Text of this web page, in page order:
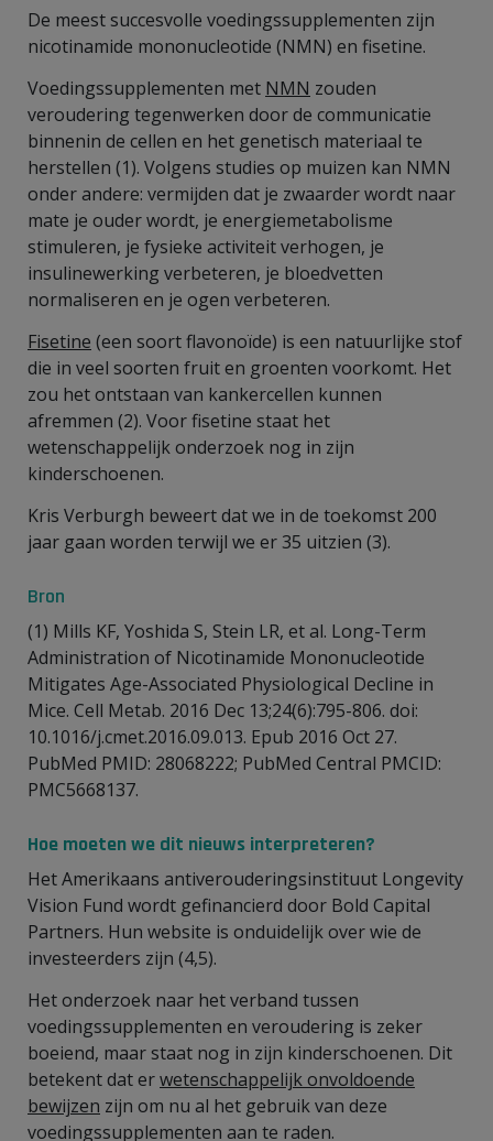
De meest succesvolle voedingssupplementen zijn
nicotinamide mononucleotide (NMN) en fisetine.
Voedingssupplementen met NMN zouden
veroudering tegenwerken door de communicatie
binnenin de cellen en het genetisch materiaal te
herstellen (1). Volgens studies op muizen kan NMN
onder andere: vermijden dat je zwaarder wordt naar
mate je ouder wordt, je energiemetabolisme
stimuleren, je fysieke activiteit verhogen, je
insulinewerking verbeteren, je bloedvetten
normaliseren en je ogen verbeteren.
Fisetine (een soort flavonoïde) is een natuurlijke stof
die in veel soorten fruit en groenten voorkomt. Het
zou het ontstaan van kankercellen kunnen
afremmen (2). Voor fisetine staat het
wetenschappelijk onderzoek nog in zijn
kinderschoenen.
Kris Verburgh beweert dat we in de toekomst 200
jaar gaan worden terwijl we er 35 uitzien (3).
Bron
(1) Mills KF, Yoshida S, Stein LR, et al. Long-Term
Administration of Nicotinamide Mononucleotide
Mitigates Age-Associated Physiological Decline in
Mice. Cell Metab. 2016 Dec 13;24(6):795-806. doi:
10.1016/j.cmet.2016.09.013. Epub 2016 Oct 27.
PubMed PMID: 28068222; PubMed Central PMCID:
PMC5668137.
Hoe moeten we dit nieuws interpreteren?
Het Amerikaans antiverouderingsinstituut Longevity
Vision Fund wordt gefinancierd door Bold Capital
Partners. Hun website is onduidelijk over wie de
investeerders zijn (4,5).
Het onderzoek naar het verband tussen
voedingssupplementen en veroudering is zeker
boeiend, maar staat nog in zijn kinderschoenen. Dit
betekent dat erwetenschappelijk onvoldoende
bewijzen zijn om nu al het gebruik van deze
voedingssupplementen aan te raden.